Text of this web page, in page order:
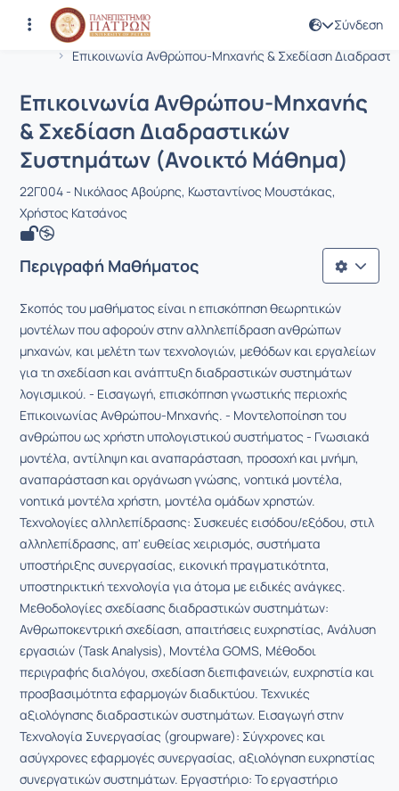
Σύνδεση
Αρχική Σελίδα
Επικοινωνία Ανθρώπου-Μηχανής & Σχεδίαση
Μάθημα : Επικοινωνία Ανθρώπου-
Κωδικός : EE760
Επικοινωνία Ανθρώπου-Μηχανής
& Σχεδίαση Διαδραστικών
Συστημάτων (Ανοικτό Μάθημα)
22Γ004 - Νικόλαος Αβούρης, Κωσταντίνος Μουστάκας,
Χρήστος Κατσάνος
Περιγραφή Μαθήματος
Σκοπός του μαθήματος είναι η επισκόπηση θεωρητικών
μοντέλων που αφορούν στην αλληλεπίδραση ανθρώπων
μηχανών, και μελέτη των τεχνολογιών, μεθόδων και εργαλείων
για τη σχεδίαση και ανάπτυξη διαδραστικών συστημάτων
λογισμικού. - Εισαγωγή, επισκόπηση γνωστικής περιοχής
Επικοινωνίας Ανθρώπου-Μηχανής. - Μοντελοποίηση του
ανθρώπου ως χρήστη υπολογιστικού συστήματος - Γνωσιακά
μοντέλα, αντίληψη και αναπαράσταση, προσοχή και μνήμη,
αναπαράσταση και οργάνωση γνώσης, νοητικά μοντέλα,
νοητικά μοντέλα χρήστη, μοντέλα ομάδων χρηστών.
Τεχνολογίες αλληλεπίδρασης: Συσκευές εισόδου/εξόδου, στιλ
αλληλεπίδρασης, απ' ευθείας χειρισμός, συστήματα
υποστήριξης συνεργασίας, εικονική πραγματικότητα,
υποστηρικτική τεχνολογία για άτομα με ειδικές ανάγκες.
Μεθοδολογίες σχεδίασης διαδραστικών συστημάτων:
Ανθρωποκεντρική σχεδίαση, απαιτήσεις ευχρηστίας, Ανάλυση
εργασιών (Task Analysis), Μοντέλα GOMS, Μέθοδοι
περιγραφής διαλόγου, σχεδίαση διεπιφανειών, ευχρηστία και
προσβασιμότητα εφαρμογών διαδικτύου. Τεχνικές
αξιολόγησης διαδραστικών συστημάτων. Εισαγωγή στην
Τεχνολογία Συνεργασίας (groupware): Σύγχρονες και
ασύγχρονες εφαρμογές συνεργασίας, αξιολόγηση ευχρηστίας
συνεργατικών συστημάτων. Εργαστήριο: Το εργαστήριο